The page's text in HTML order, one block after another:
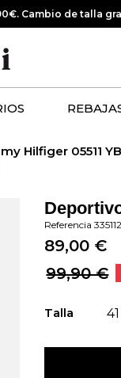
Cambio de talla
Hilfiger 05511
Referencia
89,00 €
99,90 €
Talla 41